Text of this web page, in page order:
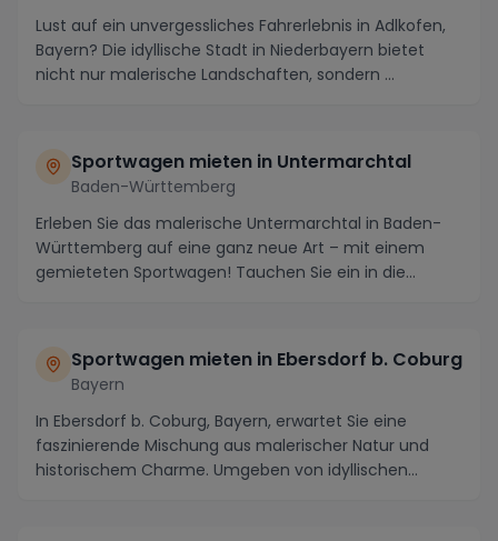
Lust auf ein unvergessliches Fahrerlebnis in Adlkofen,
Bayern? Die idyllische Stadt in Niederbayern bietet
nicht nur malerische Landschaften, sondern ...
Sportwagen mieten in Untermarchtal
Baden-Württemberg
Erleben Sie das malerische Untermarchtal in Baden-
Württemberg auf eine ganz neue Art – mit einem
gemieteten Sportwagen! Tauchen Sie ein in die
Sportwagen mieten in Ebersdorf b. Coburg
Bayern
In Ebersdorf b. Coburg, Bayern, erwartet Sie eine
faszinierende Mischung aus malerischer Natur und
historischem Charme. Umgeben von idyllischen